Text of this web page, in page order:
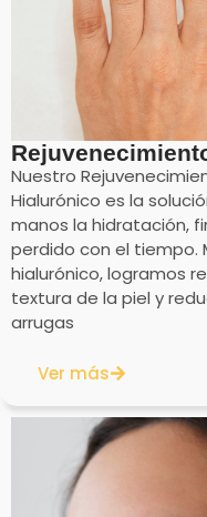
Nuestro
Hialurónico es la
manos la hidratación,
perdido con el tiempo.
hialurónico, logramos
textura de la piel y
arrugas
Ver más